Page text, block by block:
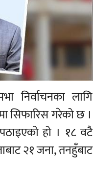
निर्वाचनका लागि
सिफारिस गरेको छ ।
हो । १८ वटै
२१ जना, तनहुँबाट